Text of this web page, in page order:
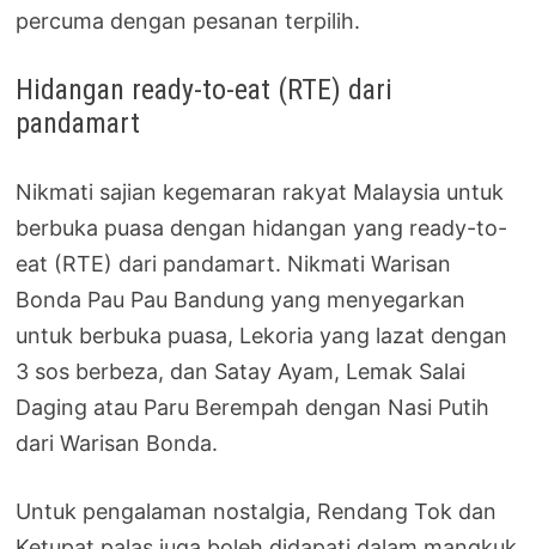
percuma dengan pesanan terpilih.
Hidangan ready-to-eat (RTE) dari
pandamart
Nikmati sajian kegemaran rakyat Malaysia untuk
berbuka puasa dengan hidangan yang ready-to-
eat (RTE) dari pandamart. Nikmati Warisan
Bonda Pau Pau Bandung yang menyegarkan
untuk berbuka puasa, Lekoria yang lazat dengan
3 sos berbeza, dan Satay Ayam, Lemak Salai
Daging atau Paru Berempah dengan Nasi Putih
dari Warisan Bonda.
Untuk pengalaman nostalgia, Rendang Tok dan